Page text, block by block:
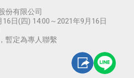
份有限公司
16日(四) 14:00～2021年9月16日
暫定為專人聯繫